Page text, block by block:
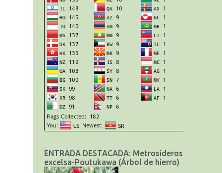
ENTRADA DESTACADA: Metrosideros
excelsa-Poutukawa (Árbol de hierro)